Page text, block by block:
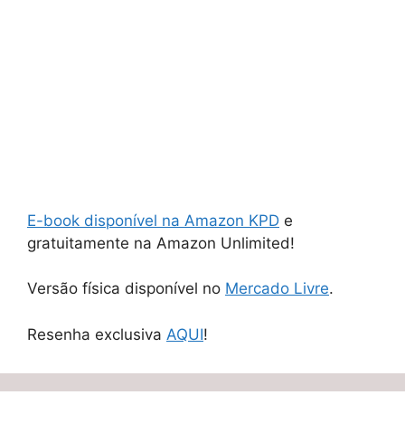
E-book disponível na Amazon KPD e
gratuitamente na Amazon Unlimited!
Versão física disponível no Mercado Livre.
Resenha exclusiva AQUI!